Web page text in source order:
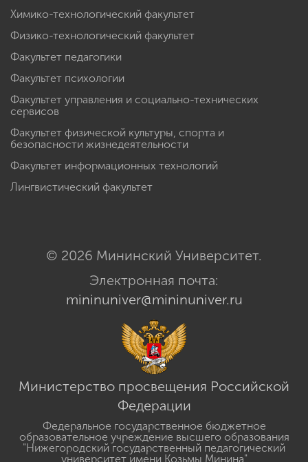
Химико-технологический факультет
Физико-технологический факультет
Факультет педагогики
Факультет психологии
Факультет управления и социально-технических
сервисов
Факультет физической культуры, спорта и
безопасности жизнедеятельности
Факультет информационных технологий
Лингвистический факультет
© 2026 Мининский Университет.
Электронная почта:
mininuniver@mininuniver.ru
Министерство просвещения Российской
Федерации
Федеральное государственное бюджетное
образовательное учреждение высшего образования
"Нижегородский государственный педагогический
университет имени Козьмы Минина"